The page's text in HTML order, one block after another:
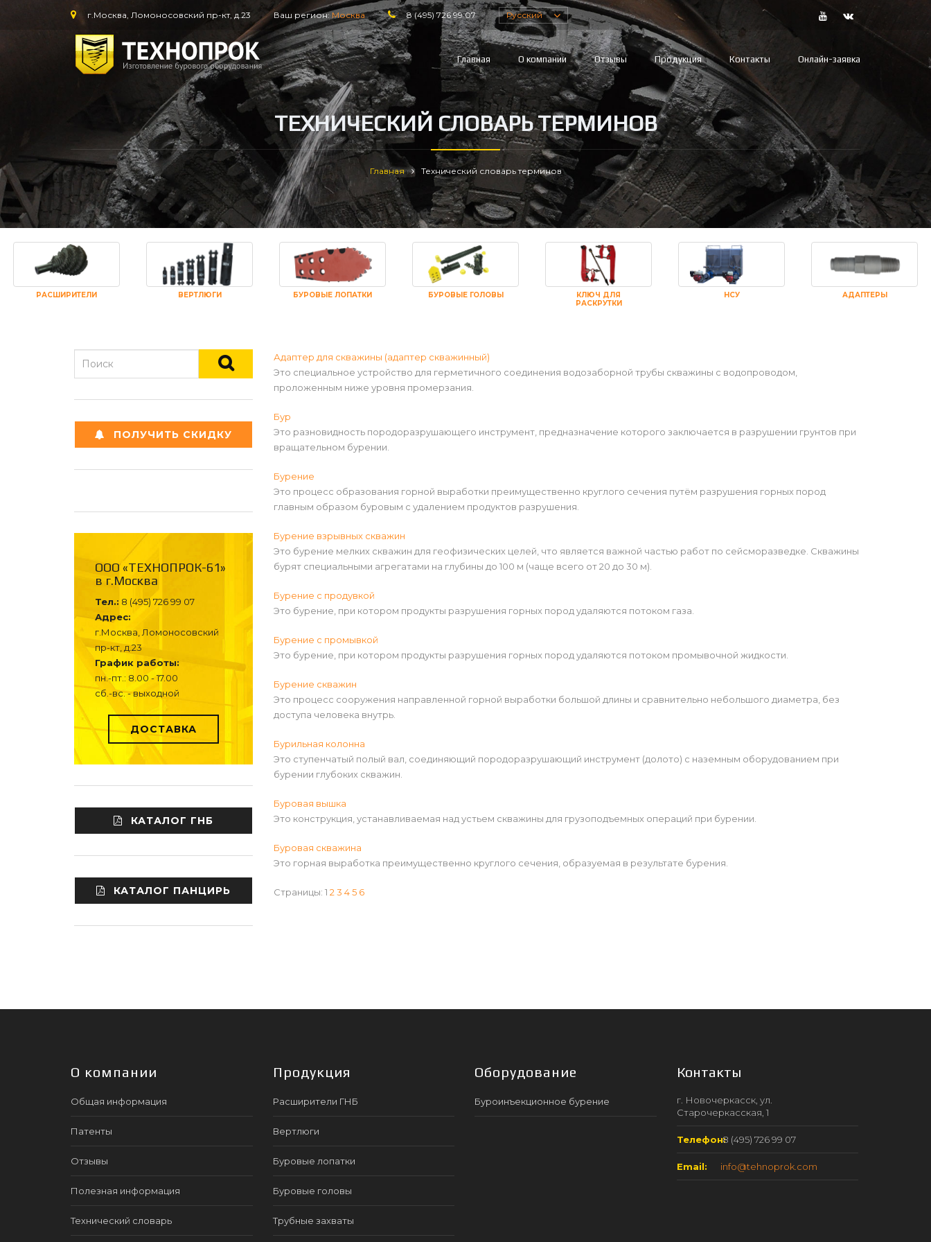
г.Москва, Ломоносовский пр-кт, д.23 Ваш регион: Москва 8 (495) 726 99 07 Русский
Главная О компании Отзывы Продукция Контакты Онлайн-заявка
ТЕХНИЧЕСКИЙ СЛОВАРЬ ТЕРМИНОВ
Главная Технический словарь терминов
РАСШИРИТЕЛИ ВЕРТЛЮГИ БУРОВЫЕ ЛОПАТКИ БУРОВЫЕ ГОЛОВЫ
КЛЮЧ ДЛЯ
РАСКРУТКИ
НСУ АДАПТЕРЫ
Адаптер для скважины (адаптер скважинный)
Это специальное устройство для герметичного соединения водозаборной трубы скважины с водопроводом,
проложенным ниже уровня промерзания.
Бур
Это разновидность породоразрушающего инструмент, предназначение которого заключается в разрушении грунтов при
вращательном бурении.
Бурение
Это процесс образования горной выработки преимущественно круглого сечения путём разрушения горных пород
главным образом буровым с удалением продуктов разрушения.
Бурение взрывных скважин
Это бурение мелких скважин для геофизических целей, что является важной частью работ по сейсморазведке. Скважины
бурят специальными агрегатами на глубины до 100 м (чаще всего от 20 до 30 м).
Бурение с продувкой
Это бурение, при котором продукты разрушения горных пород удаляются потоком газа.
Бурение с промывкой
Это бурение, при котором продукты разрушения горных пород удаляются потоком промывочной жидкости.
Бурение скважин
Это процесс сооружения направленной горной выработки большой длины и сравнительно небольшого диаметра, без
доступа человека внутрь.
Бурильная колонна
Это ступенчатый полый вал, соединяющий породоразрушающий инструмент (долото) с наземным оборудованием при
бурении глубоких скважин.
Буровая вышка
Это конструкция, устанавливаемая над устьем скважины для грузоподъемных операций при бурении.
Буровая скважина
Это горная выработка преимущественно круглого сечения, образуемая в результате бурения.
Страницы: 1 2 3 4 5 6
ПОЛУЧИТЬ СКИДКУ
ООО «ТЕХНОПРОК-61»
в г.Москва
Тел.: 8 (495) 726 99 07
Адрес:
г.Москва, Ломоносовский
пр-кт, д.23
График работы:
пн.-пт.: 8.00 - 17.00
сб.-вс. - выходной
ДОСТАВКА
КАТАЛОГ ГНБ
КАТАЛОГ ПАНЦИРЬ
О компании
Общая информация
Патенты
Отзывы
Полезная информация
Технический словарь
Продукция
Расширители ГНБ
Вертлюги
Буровые лопатки
Буровые головы
Трубные захваты
Оборудование
Буроинъекционное бурение
Контакты
г. Новочеркасск, ул.
Старочеркасская, 1
Телефон:8 (495) 726 99 07
Email: info@tehnoprok.com